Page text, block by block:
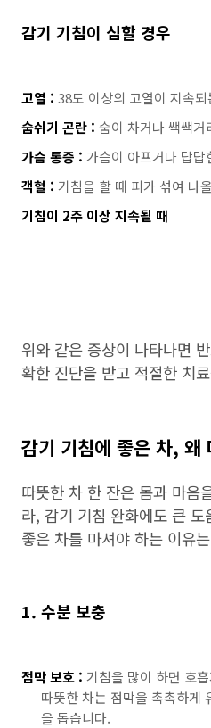
감기 기침이 심할 경우
고열 : 38도 이상의 고열이 지속되
숨쉬기 곤란 : 숨이 차거나 쌕쌕거
가슴 통증 : 가슴이 아프거나 답답
객혈 : 기침을 할 때 피가 섞여 나
기침이 2주 이상 지속될 때
위와 같은 증상이 나타나면
확한 진단을 받고 적절한 치
감기 기침에 좋은 차, 왜
따뜻한 차 한 잔은 몸과 마음
라, 감기 기침 완화에도 큰
좋은 차를 마셔야 하는 이유
1. 수분 보충
점막 보호 : 기침을 많이 하면 호
따뜻한 차는 점막을 촉촉하게
을 돕습니다.